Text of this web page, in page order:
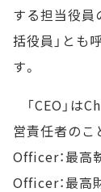
する担当役員
括役員」とも
す。
「CEO」は
営責任者のこ
Officer：最高
Officer：最高